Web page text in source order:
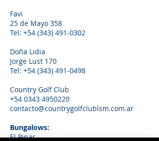
Favi
25 de Mayo 358
Tel: +54 (343) 491-0302
Doña Lidia
Jorge Lust 170
Tel: +54 (343) 491-0498
Country Golf Club
+54 0343 4950220
contacto@countrygolfclublsm.com.ar
Bungalows:
El Pinar